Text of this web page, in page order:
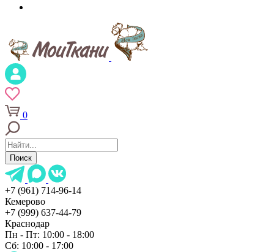
0
Поиск
+7 (961) 714-96-14
Кемерово
+7 (999) 637-44-79
Краснодар
Пн - Пт: 10:00 - 18:00
Сб: 10:00 - 17:00